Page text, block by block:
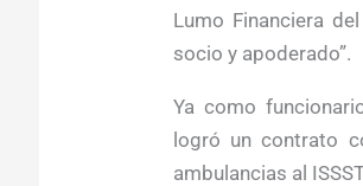
Lumo Financiera
socio y apoderado”.
Ya como
logró un contrato
ambulancias al